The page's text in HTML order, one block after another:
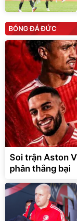
BÓNG ĐÁ ĐỨC
Soi trận Aston
phân thắng bại